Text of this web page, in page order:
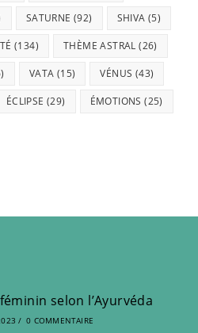
SATURNE (92) SHIVA (5)
(134) THÈME ASTRAL (26)
VATA (15) VÉNUS (43)
ÉCLIPSE (29) ÉMOTIONS (25)
selon l’Ayurvéda
/ 0 COMMENTAIRE